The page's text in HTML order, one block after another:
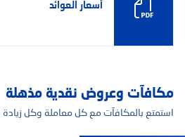
أسعار العوائد
مكافآت وعروض نقدية مذهلة
استمتع بالمكافآت مع كل معاملة وكل